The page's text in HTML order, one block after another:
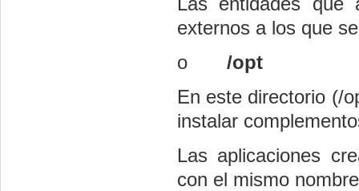
externos a los que
o
/opt
En este directorio (/
instalar
Las aplicaciones
con el mismo